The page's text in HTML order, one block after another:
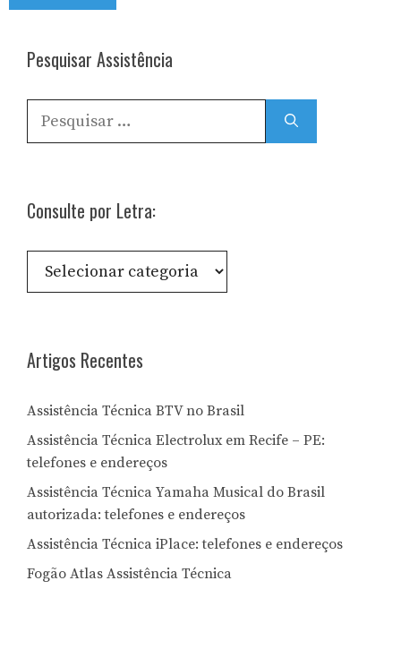
Pesquisar Assistência
Pesquisar
por:
Consulte por Letra:
Consulte
Artigos Recentes
Assistência Técnica BTV no Brasil
Assistência Técnica Electrolux em Recife – PE:
telefones e endereços
Assistência Técnica Yamaha Musical do Brasil
autorizada: telefones e endereços
Assistência Técnica iPlace: telefones e endereços
Fogão Atlas Assistência Técnica